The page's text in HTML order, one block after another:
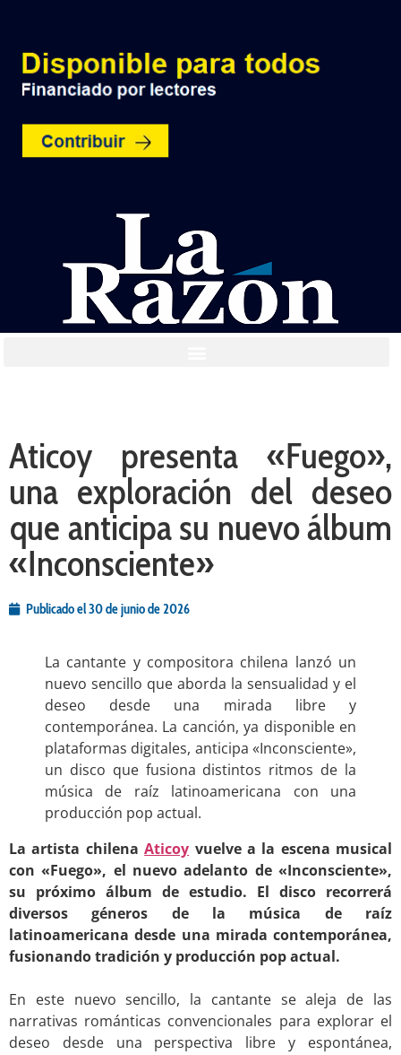
Aticoy presenta «Fuego»,
una exploración del deseo
que anticipa su nuevo álbum
«Inconsciente»
Publicado el30 de junio de 2026
La cantante y compositora chilena lanzó un
nuevo sencillo que aborda la sensualidad y el
deseo desde una mirada libre y
contemporánea. La canción, ya disponible en
plataformas digitales, anticipa «Inconsciente»,
un disco que fusiona distintos ritmos de la
música de raíz latinoamericana con una
producción pop actual.
La artista chilenaAticoy vuelve a la escena musical
con «Fuego», el nuevo adelanto de «Inconsciente»,
su próximo álbum de estudio. El disco recorrerá
diversos géneros de la música de raíz
latinoamericana desde una mirada contemporánea,
fusionando tradición y producción pop actual.
En este nuevo sencillo, la cantante se aleja de las
narrativas románticas convencionales para explorar el
deseo desde una perspectiva libre y espontánea,